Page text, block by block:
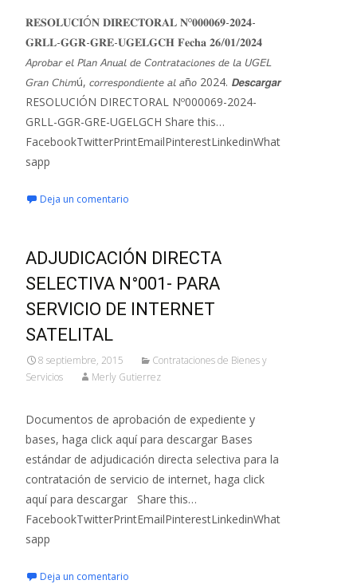
𝐑𝐄𝐒𝐎𝐋𝐔𝐂𝐈Ó𝐍 𝐃𝐈𝐑𝐄𝐂𝐓𝐎𝐑𝐀𝐋 𝐍º𝟎𝟎𝟎𝟎𝟔𝟗-𝟐𝟎𝟐𝟒-
𝐆𝐑𝐋𝐋-𝐆𝐆𝐑-𝐆𝐑𝐄-𝐔𝐆𝐄𝐋𝐆𝐂𝐇 𝐅𝐞𝐜𝐡𝐚 𝟐𝟔/𝟎𝟏/𝟐𝟎𝟐𝟒
𝘈𝘱𝘳𝘰𝘣𝘢𝘳 𝘦𝘭 𝘗𝘭𝘢𝘯 𝘈𝘯𝘶𝘢𝘭 𝘥𝘦 𝘊𝘰𝘯𝘵𝘳𝘢𝘵𝘢𝘤𝘪𝘰𝘯𝘦𝘴 𝘥𝘦 𝘭𝘢 𝘜𝘎𝘌𝘓
𝘎𝘳𝘢𝘯 𝘊𝘩𝘪𝘮ú, 𝘤𝘰𝘳𝘳𝘦𝘴𝘱𝘰𝘯𝘥𝘪𝘦𝘯𝘵𝘦 𝘢𝘭 𝘢ñ𝘰 2024. 𝘿𝙚𝙨𝙘𝙖𝙧𝙜𝙖𝙧
RESOLUCIÓN DIRECTORAL Nº000069-2024-
GRLL-GGR-GRE-UGELGCH Share this…
FacebookTwitterPrintEmailPinterestLinkedinWhat
sapp
Deja un comentario
ADJUDICACIÓN DIRECTA
SELECTIVA N°001- PARA
SERVICIO DE INTERNET
SATELITAL
8 septiembre, 2015
Contrataciones de Bienes y
Servicios
Merly Gutierrez
Documentos de aprobación de expediente y
bases, haga click aquí para descargar Bases
estándar de adjudicación directa selectiva para la
contratación de servicio de internet, haga click
aquí para descargar Share this…
FacebookTwitterPrintEmailPinterestLinkedinWhat
sapp
Deja un comentario